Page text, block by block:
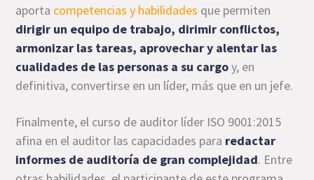
aporta competencias y habilidades que permiten
dirigir un equipo de trabajo, dirimir conflictos,
armonizar las tareas, aprovechar y alentar las
cualidades de las personas a su cargoy, en
definitiva, convertirse en un líder, más que en un jefe.
Finalmente, el curso de auditor líder ISO 9001:2015
afina en el auditor las capacidades para redactar
informes de auditoría de gran complejidad. Entre